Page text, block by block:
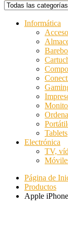
Informática
Tablets
Electrónica
TV,
Página de
Productos
Apple